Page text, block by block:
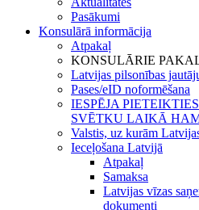
Pasākumi
Konsulārā informācija
Atpakaļ
KONSULĀRIE
Latvijas pilsonības
Pases/eID noformēšana
IESPĒJA
SVĒTKU LAIKĀ
Valstis, uz kurām
Ieceļošana Latvijā
Atpakaļ
Samaksa
Latvijas vīzas
dokumenti